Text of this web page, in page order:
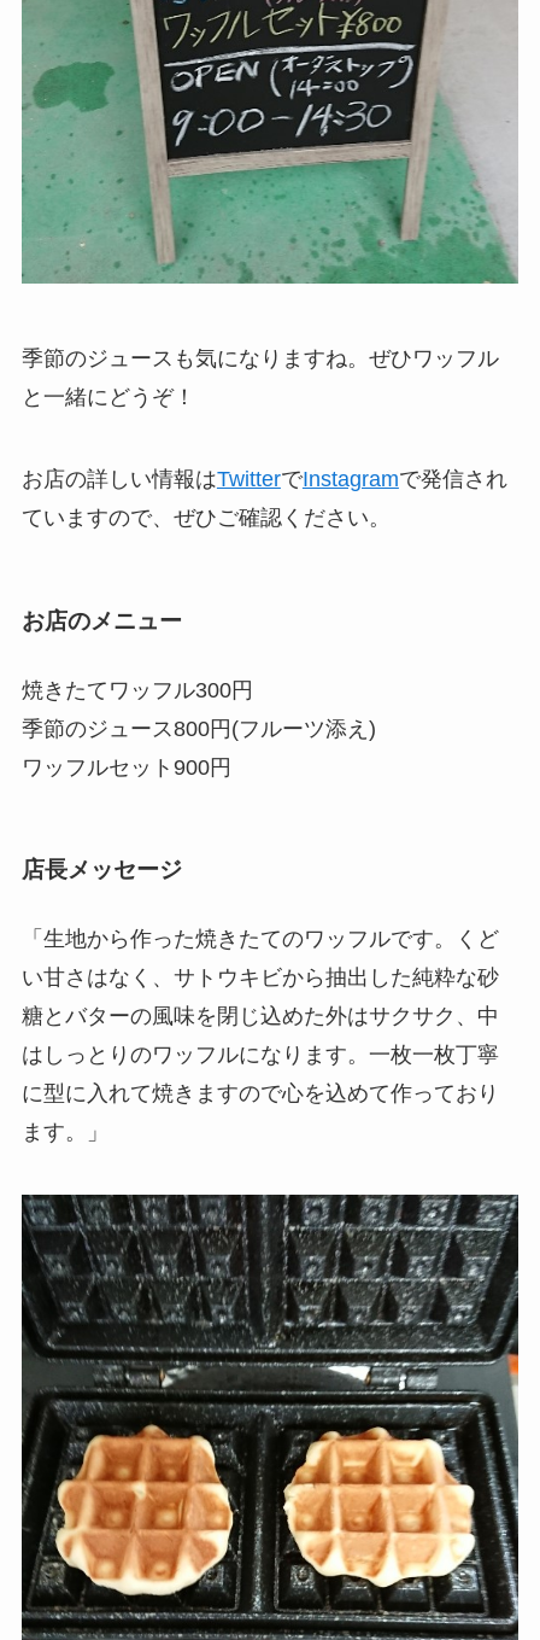
季節のジュースも気になりますね。ぜひワッフル
と一緒にどうぞ！
お店の詳しい情報はTwitterでInstagramで発信され
ていますので、ぜひご確認ください。
お店のメニュー
焼きたてワッフル300円
季節のジュース800円(フルーツ添え)
ワッフルセット900円
店長メッセージ
「生地から作った焼きたてのワッフルです。くど
い甘さはなく、サトウキビから抽出した純粋な砂
糖とバターの風味を閉じ込めた外はサクサク、中
はしっとりのワッフルになります。一枚一枚丁寧
に型に入れて焼きますので心を込めて作っており
ます。」